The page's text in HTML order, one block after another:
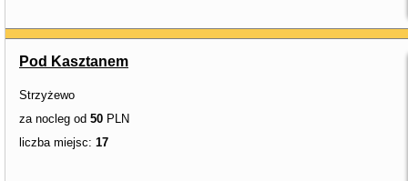
Pod Kasztanem
Strzyżewo
za nocleg od 50 PLN
liczba miejsc: 17